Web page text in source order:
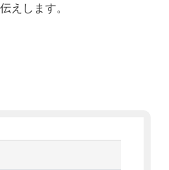
えします。